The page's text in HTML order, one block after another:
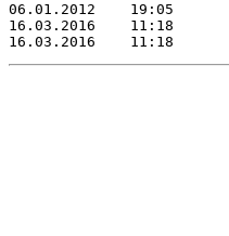
06.01.2012    19:05
16.03.2016    11:18
16.03.2016    11:18